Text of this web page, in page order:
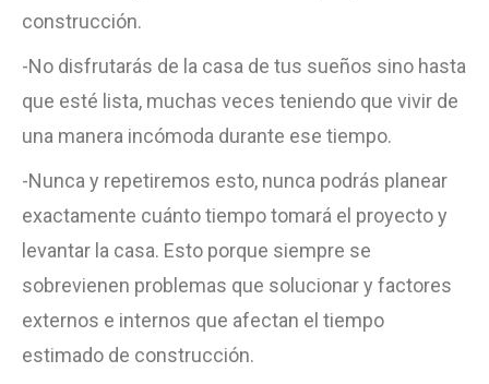
construcción.
-No disfrutarás de la casa de tus sueños sino hasta
que esté lista, muchas veces teniendo que vivir de
una manera incómoda durante ese tiempo.
-Nunca y repetiremos esto, nunca podrás planear
exactamente cuánto tiempo tomará el proyecto y
levantar la casa. Esto porque siempre se
sobrevienen problemas que solucionar y factores
externos e internos que afectan el tiempo
estimado de construcción.